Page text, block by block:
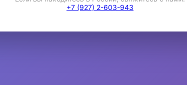
+7 (927) 2-603-943